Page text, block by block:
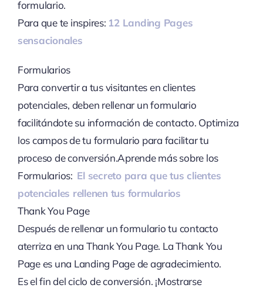
formulario.
Para que te inspires: 12 Landing Pages
sensacionales
Formularios
Para convertir a tus visitantes en clientes
potenciales, deben rellenar un formulario
facilitándote su información de contacto. Optimiza
los campos de tu formulario para facilitar tu
proceso de conversión.Aprende más sobre los
Formularios: El secreto para que tus clientes
potenciales rellenen tus formularios
Thank You Page
Después de rellenar un formulario tu contacto
aterriza en una Thank You Page. La Thank You
Page es una Landing Page de agradecimiento.
Es el fin del ciclo de conversión. ¡Mostrarse